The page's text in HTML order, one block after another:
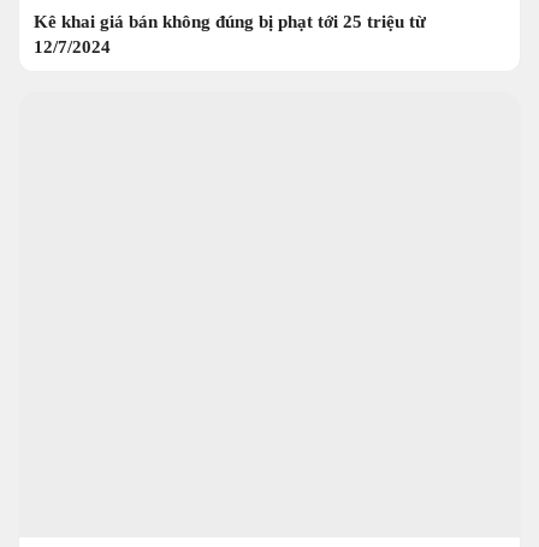
Kê khai giá bán không đúng bị phạt tới 25 triệu từ
12/7/2024